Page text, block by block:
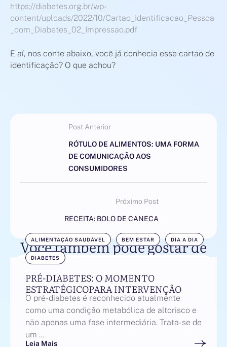
https://diabetes.org.br/wp-
content/uploads/2022/10/Cartao_Identificacao_Pessoa
_com_Diabetes_02_Impressao.pdf
E aí, nos conte abaixo, você já conhecia esse cartão de
identificação? O que achou?
Post Anterior
RÓTULO DE ALIMENTOS: UMA FORMA
DE COMUNICAÇÃO AOS
CONSUMIDORES
Próximo Post
RECEITA: BOLO DE CANECA
Você também pode gostar de
ALIMENTAÇÃO SAUDÁVEL BEM ESTAR DIA A DIA
DIABETES
PRÉ-DIABETES: O MOMENTO
ESTRATÉGICOPARA INTERVENÇÃO
O pré-diabetes é reconhecido atualmente
como uma condição metabólica de altorisco e
não apenas uma fase intermediária. Trata-se de
um …
Leia Mais